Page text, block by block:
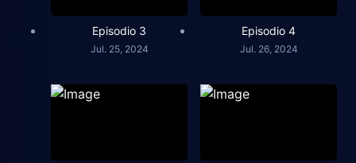
Episodio 3
Jul. 25, 2024
Episodio 4
Jul. 26, 2024